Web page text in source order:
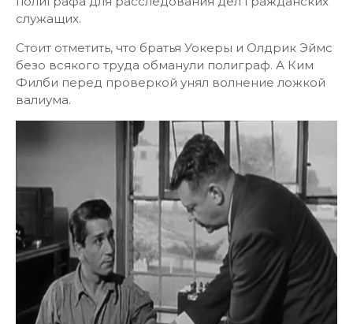
служащих.
Стоит отметить, что братья Уокеры и Олдрик Эймс
безо всякого труда обманули полиграф. А Ким
Филби перед проверкой унял волнение ложкой
валиума.